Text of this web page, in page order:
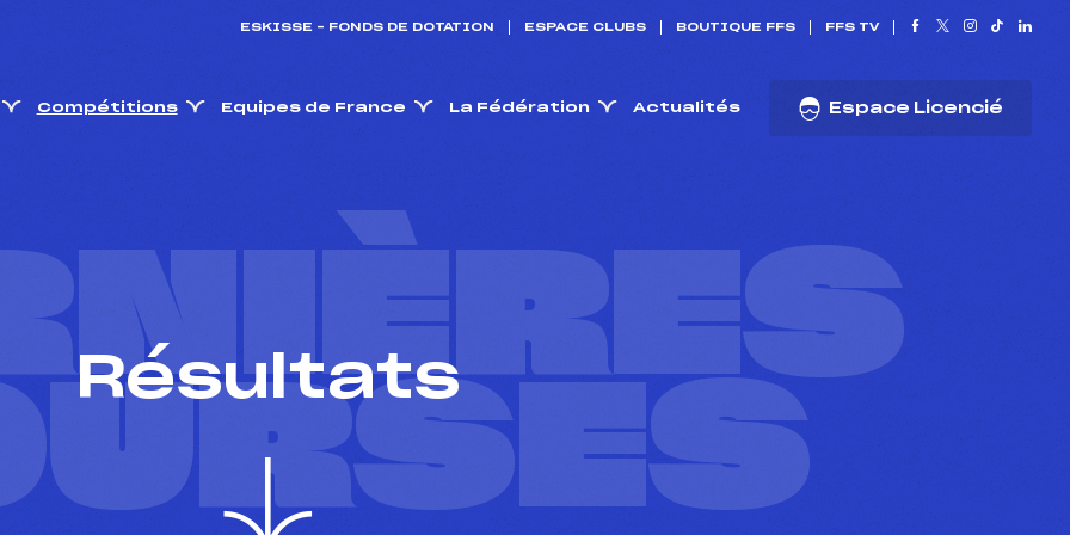
ESKISSE – FONDS DE DOTATION ESPACE CLUBS BOUTIQUE FFS FFS TV
Compétitions Equipes de France La Fédération Actualités Espace Licencié
Résultats